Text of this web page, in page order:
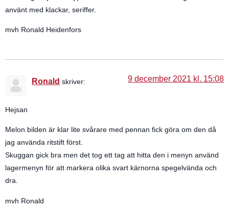
använt med klackar, seriffer.
mvh Ronald Heidenfors
Ronald skriver: 9 december 2021 kl. 15:08
Hejsan
Melon bilden är klar lite svårare med pennan fick göra om den då
jag använda ritstift först.
Skuggan gick bra men det tog ett tag att hitta den i menyn använd
lagermenyn för att markera olika svart kärnorna spegelvända och
dra.
mvh Ronald